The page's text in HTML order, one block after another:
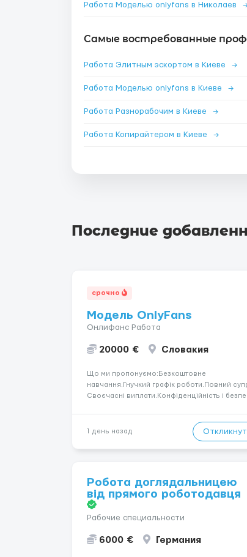
Работа Моделью onlyfans в Николаев
Самые востребованные
Работа Элитным эскортом в Киеве →
Работа Моделью onlyfans в Киеве →
Работа Разнорабочим в Киеве →
Работа Копирайтером в Киеве →
Последние
срочно
Модель OnlyFans
Онлифанс Работа
20000 € Словакия
Що ми пропонуємо:Безкоштовне
навчання.Гнучкий графік роботи.Повний
Своєчасні виплати.Конфіденційність і
розвиватися.Досвід не обов’язковий.Якщо
зацікавила вакансія — залишайте відгук, і ми
зв’яжемося ...
1 день назад
Робота доглядальницею
від прямого роботодавця
Рабочие специальности
6000 € Германия